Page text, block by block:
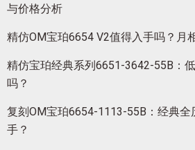
与价格分析
精仿OM宝珀6654 V2值得入手吗？月
精仿宝珀经典系列6651-3642-55B：
吗？
复刻OM宝珀6654-1113-55B：经典全
手？